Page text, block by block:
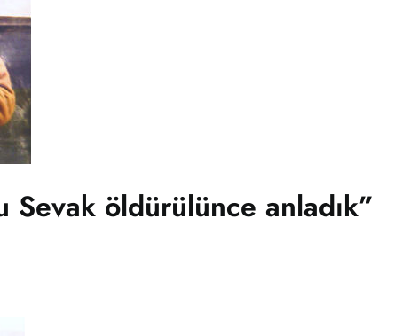
Sevak öldürülünce anladık”